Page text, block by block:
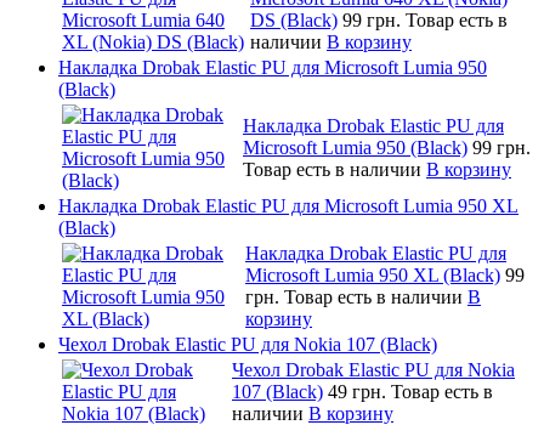
DS (Black) 99 грн. Товар есть в
наличии В корзину
Накладка Drobak Elastic PU для Microsoft Lumia 950
(Black)
Накладка Drobak Elastic PU для
Microsoft Lumia 950 (Black) 99 грн.
Товар есть в наличии В корзину
Накладка Drobak Elastic PU для Microsoft Lumia 950 XL
(Black)
Накладка Drobak Elastic PU для
Microsoft Lumia 950 XL (Black) 99
грн. Товар есть в наличии В
корзину
Чехол Drobak Elastic PU для Nokia 107 (Black)
Чехол Drobak Elastic PU для Nokia
107 (Black) 49 грн. Товар есть в
наличии В корзину